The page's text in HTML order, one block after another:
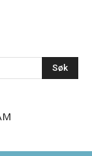
Søk